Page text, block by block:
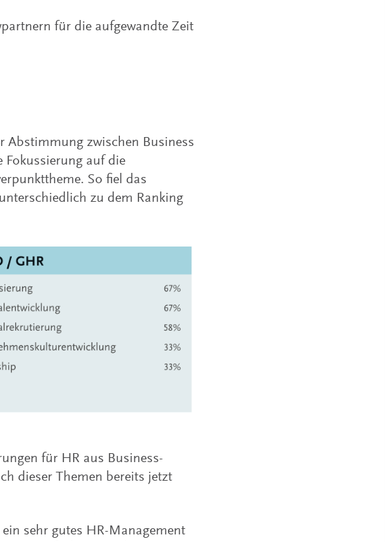
für die aufgewandte Zeit
zwischen Business
auf die
So fiel das
zu dem Ranking
für HR aus Business-
dieser Themen bereits jetzt
sehr gutes HR-Management